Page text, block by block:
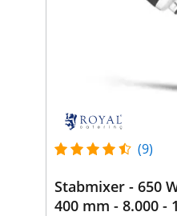
(9)
Stabmixer - 650
400 mm - 8.000 -